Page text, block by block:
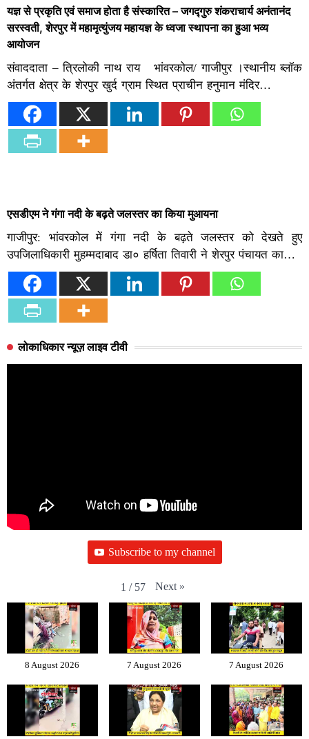
यज्ञ से प्रकृति एवं समाज होता है संस्कारित – जगद्गुरु शंकराचार्य अनंतानंद
सरस्वती, शेरपुर में महामृत्युंजय महायज्ञ के ध्वजा स्थापना का हुआ भव्य
आयोजन
संवाददाता – त्रिलोकी नाथ राय भांवरकोल/ गाजीपुर ।स्थानीय ब्लॉक
अंतर्गत क्षेत्र के शेरपुर खुर्द ग्राम स्थित प्राचीन हनुमान मंदिर…
एसडीएम ने गंगा नदी के बढ़ते जलस्तर का किया मुआयना
गाजीपुर: भांवरकोल में गंगा नदी के बढ़ते जलस्तर को देखते हुए
उपजिलाधिकारी मुहम्मदाबाद डा० हर्षिता तिवारी ने शेरपुर पंचायत का…
लोकाधिकार न्यूज़ लाइव टीवी
Subscribe to my channel
1 / 57 Next »
8 August 2026 7 August 2026 7 August 2026